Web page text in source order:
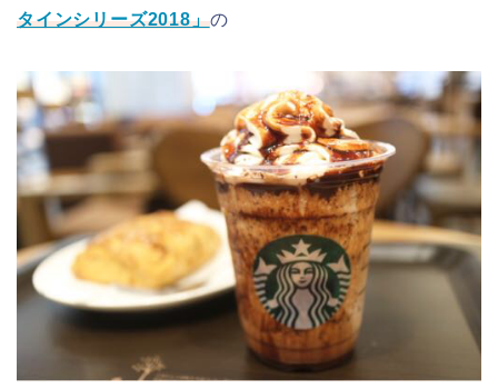
タインシリーズ2018」の